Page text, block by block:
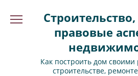
правовые
Как построить дом
строительстве,